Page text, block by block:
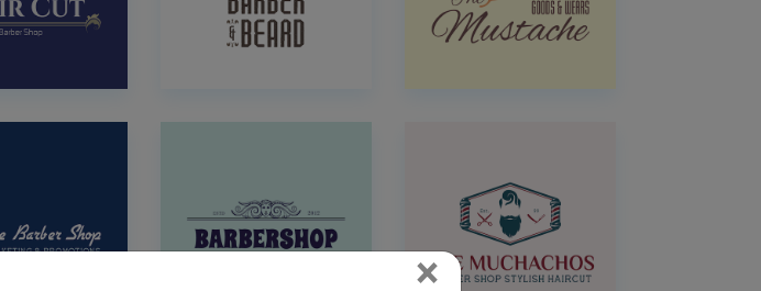
× Close